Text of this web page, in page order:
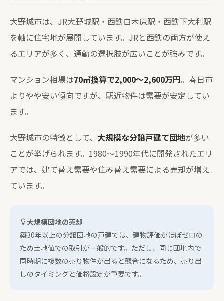
大野城市は、JR大野城駅・西鉄白木原駅・西鉄下大利駅
を軸に住宅地が展開しています。JRと西鉄の両方が使え
るエリアが多く、通勤の選択肢が広いことが強みです。
マンション相場は70㎡換算で2,000〜2,600万円。春日市
よりやや安い傾向ですが、駅近物件は需要が安定してい
ます。
大野城市の特徴として、 大規模な分譲戸建て団地が多い
ことが挙げられます。1980〜1990年代に開発されたエリ
アでは、建て替え需要や住み替え需要による売却が増え
ています。
大規模団地の売却
築30年以上の分譲団地の戸建ては、建物評価がほぼゼロの
ため土地値での取引が一般的です。ただし、同じ団地内で
同時期に複数の売り物件が出ると競合になるため、売り出
しのタイミングと価格設定が重要です。